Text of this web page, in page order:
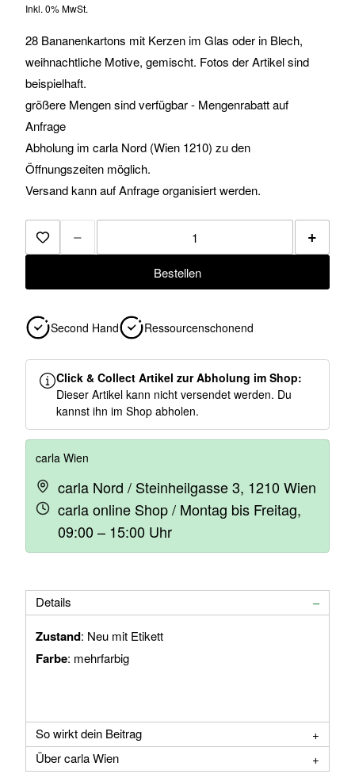
Inkl. 0% MwSt.
28 Bananenkartons mit Kerzen im Glas oder in Blech,
weihnachtliche Motive, gemischt. Fotos der Artikel sind
beispielhaft.
größere Mengen sind verfügbar - Mengenrabatt auf
Anfrage
Abholung im carla Nord (Wien 1210) zu den
Öffnungszeiten möglich.
Versand kann auf Anfrage organisiert werden.
Zur Merkliste hinzufügen
− +
Bestellen
Second Hand Ressourcenschonend
Click & Collect Artikel zur Abholung im Shop:
Dieser Artikel kann nicht versendet werden. Du
kannst ihn im Shop abholen.
carla Wien
carla Nord / Steinheilgasse 3, 1210 Wien
carla online Shop / Montag bis Freitag,
09:00 – 15:00 Uhr
Details
Zustand: Neu mit Etikett
Farbe: mehrfarbig
So wirkt dein Beitrag
Über carla Wien